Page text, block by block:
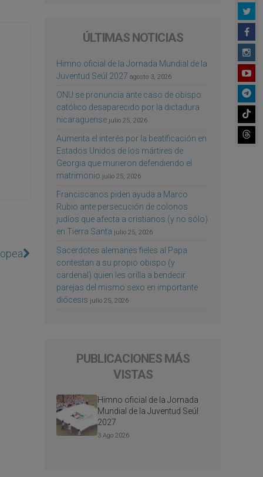
ÚLTIMAS NOTICIAS
Himno oficial de la Jornada Mundial de la
Juventud Seúl 2027 agosto 3, 2026
ONU se pronuncia ante caso de obispo
católico desaparecido por la dictadura
nicaragüense julio 25, 2026
Aumenta el interés por la beatificación en
Estados Unidos de los mártires de
Georgia que murieron defendiendo el
matrimonio julio 25, 2026
Franciscanos piden ayuda a Marco
Rubio ante persecución de colonos
judíos que afecta a cristianos (y no sólo)
en Tierra Santa julio 25, 2026
Sacerdotes alemanes fieles al Papa
contestan a su propio obispo (y
cardenal) quien les orilla a bendecir
parejas del mismo sexo en importante
diócesis julio 25, 2026
PUBLICACIONES MÁS
VISTAS
Himno oficial de la Jornada
Mundial de la Juventud Seúl
2027
3 Ago 2026